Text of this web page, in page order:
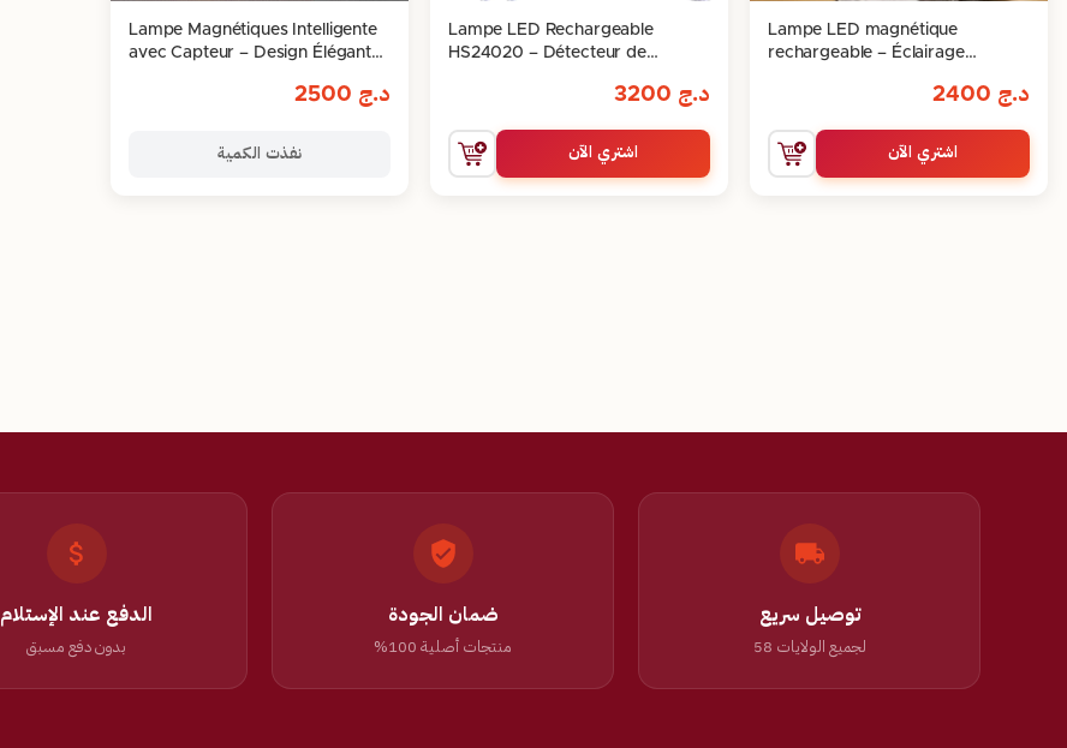
Lampe LED magnétique
rechargeable – Éclairage
د.ج
اشتري الآن
Lampe LED Rechargeable
HS24020 – Détecteur de
د.ج
اشتري الآن
Lampe Magnétiques Intelligente
avec Capteur – Design Élégant
د.ج
نفذت الكمية
توصيل سريع
لجميع الولايات 58
ضمان الجودة
منتجات أصلية 100%
الدفع عند الإستلام
بدون دفع مسبق